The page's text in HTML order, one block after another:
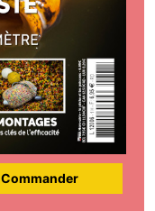
Commander